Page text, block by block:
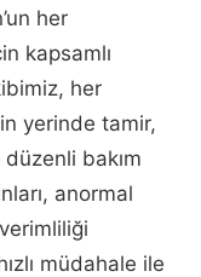
her
kapsamlı
her
yerinde tamir,
bakım
anormal
müdahale ile